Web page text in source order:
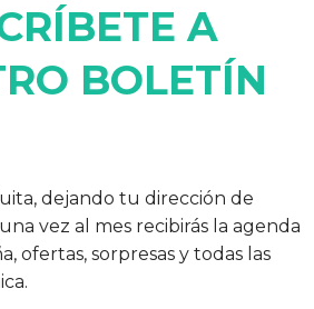
A
BOLETÍN
dejando tu dirección de
vez al mes recibirás la agenda
ofertas, sorpresas y todas las